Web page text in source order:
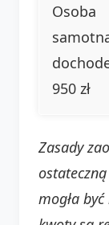
Osoba
950 zł
Zasady
mogła